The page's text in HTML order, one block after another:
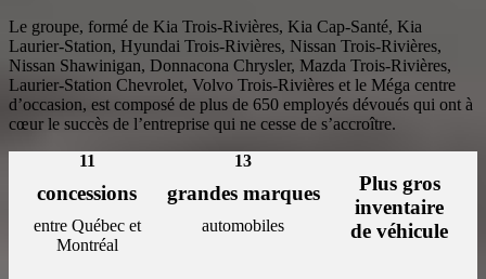
Le groupe, formé de Kia Trois-Rivières, Kia Cap-Santé, Kia
Laurier-Station, Hyundai Trois-Rivières, Nissan Trois-Rivières,
Nissan Shawinigan, Donnacona Chrysler, Mazda Trois-Rivières,
Laurier-Station Chevrolet, Volvo Trois-Rivières et le Méga centre
d’occasion, est composé de plus de 650 employés dévoués qui ont à
cœur le succès de l’entreprise qui ne cesse de s’accroître.
11
concessions
entre Québec et
Montréal
13
grandes marques
automobiles
Plus gros
inventaire
de véhicule